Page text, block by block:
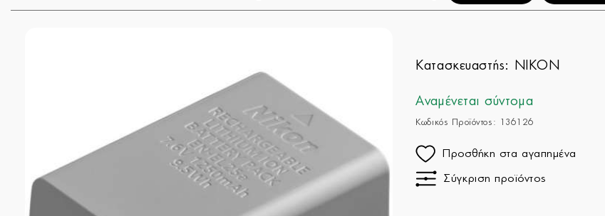
Κατασκευαστής: NIKON
Αναμένεται σύντομα
Κωδικός Προϊόντος: 136126
Προσθήκη στα αγαπημένα
Σύγκριση προϊόντος